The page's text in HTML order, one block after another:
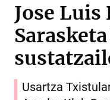
Jose Luis
Usartza